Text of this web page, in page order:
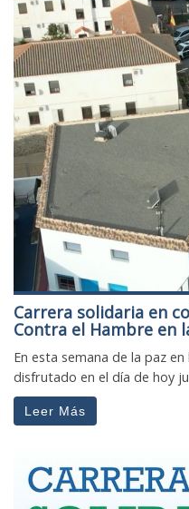
Carrera solidaria en
Contra el Hambre en
En esta semana de la paz
disfrutado en el día de hoy
Leer Más